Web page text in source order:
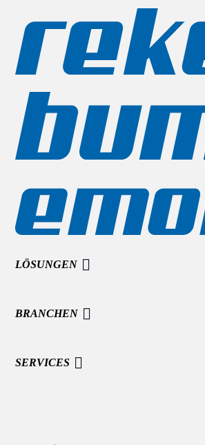
LÖSUNGEN
BRANCHEN
SERVICES